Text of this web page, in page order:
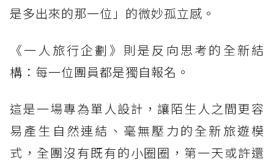
是多出來的那一位」的微妙孤立感。
《一人旅行企劃》則是反向思考的全新結
構：每一位團員都是獨自報名。
這是一場專為單人設計，讓陌生人之間更容
易產生自然連結、毫無壓力的全新旅遊模
式，全團沒有既有的小圈圈，第一天或許還